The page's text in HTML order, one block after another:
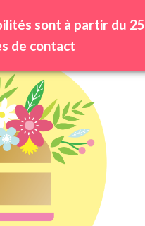
sont à partir du
de contact